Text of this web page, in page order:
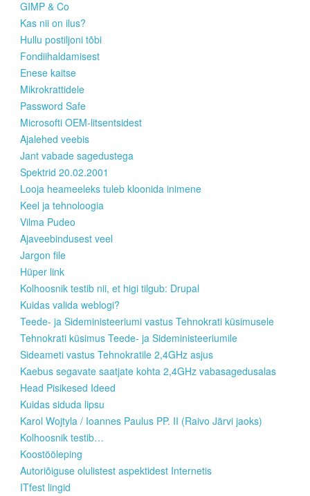
GIMP & Co
Kas nii on ilus?
Hullu postiljoni tõbi
Fondiihaldamisest
Enese kaitse
Mikrokrattidele
Password Safe
Microsofti OEM-litsentsidest
Ajalehed veebis
Jant vabade sagedustega
Spektrid 20.02.2001
Looja heameeleks tuleb kloonida inimene
Keel ja tehnoloogia
Vilma Pudeo
Ajaveebindusest veel
Jargon file
Hüper link
Kolhoosnik testib nii, et higi tilgub: Drupal
Kuidas valida weblogi?
Teede- ja Sideministeeriumi vastus Tehnokrati küsimusele
Tehnokrati küsimus Teede- ja Sideministeeriumile
Sideameti vastus Tehnokratile 2,4GHz asjus
Kaebus segavate saatjate kohta 2,4GHz vabasagedusalas
Head Pisikesed Ideed
Kuidas siduda lipsu
Karol Wojtyla / Ioannes Paulus PP. II (Raivo Järvi jaoks)
Kolhoosnik testib…
Koostööleping
Autoriõiguse olulistest aspektidest Internetis
ITfest lingid